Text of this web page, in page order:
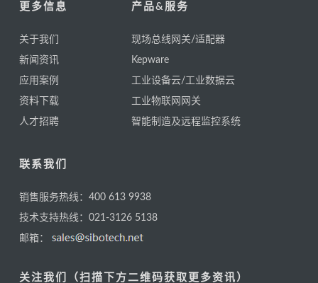
更多信息
关于我们
新闻资讯
应用案例
资料下载
人才招聘
产品&服务
现场总线网关/适配器
Kepware
工业设备云/工业数据云
工业物联网网关
智能制造及远程监控系统
联系我们
销售服务热线：400 613 9938
技术支持热线：021-3126 5138
邮箱：
关注我们（扫描下方二维码获取更多资讯）